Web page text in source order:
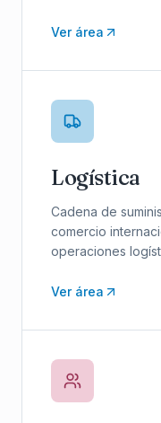
Ver área
Logística
Cadena de
comercio
operaciones
Ver área